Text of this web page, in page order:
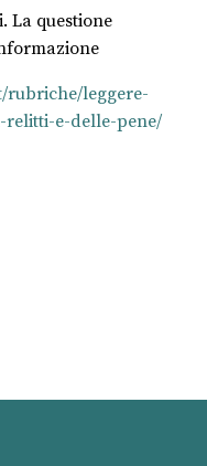
La questione
rubriche/leggere-
e-delle-pene/